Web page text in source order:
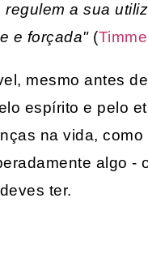
a sua
e forçada" (
mesmo antes
espírito e pelo
na vida,
algo -
ter.